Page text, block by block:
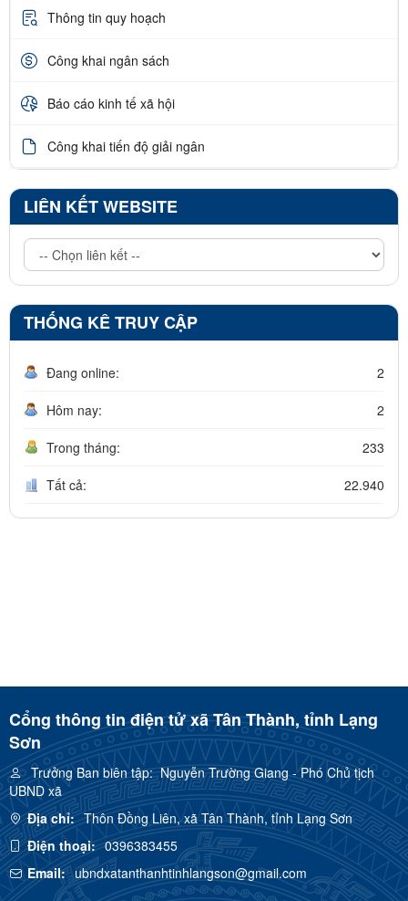
Thông tin quy hoạch
Công khai ngân sách
Báo cáo kinh tế xã hội
Công khai tiến độ giải ngân
LIÊN KẾT WEBSITE
THỐNG KÊ TRUY CẬP
Đang online: 2
Hôm nay: 2
Trong tháng: 233
Tất cả: 22.940
Cổng thông tin điện tử xã Tân Thành, tỉnh Lạng
Sơn
Trưởng Ban biên tập:Nguyễn Trường Giang - Phó Chủ tịch
UBND xã
Địa chỉ: Thôn Đồng Liên, xã Tân Thành, tỉnh Lạng Sơn
Điện thoại: 0396383455
Email: ubndxatanthanhtinhlangson@gmail.com